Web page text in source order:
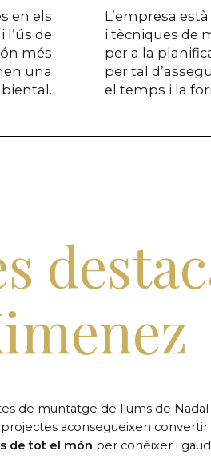
en els
l’ús de
més
una
L’empresa
i tècniques de
per a la
per tal
el temps i la
de muntatge de llums de Nadal
aconsegueixen
de tot el món per conèixer i